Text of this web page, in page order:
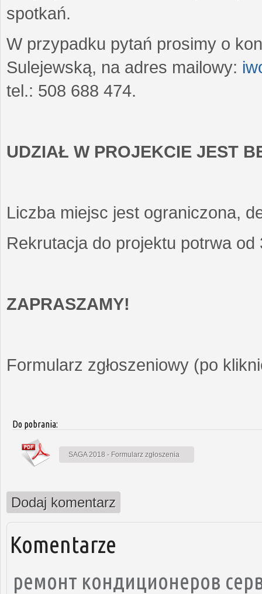
spotkań.
W przypadku pytań prosimy o
Sulejewską, na adres mailowy:
tel.: 508 688 474.
UDZIAŁ W PROJEKCIE JEST
Liczba miejsc jest ograniczona,
Rekrutacja do projektu potrwa
ZAPRASZAMY!
Formularz zgłoszeniowy (po
Do pobrania:
SAGA 2018 - Formularz zgłoszenia
Dodaj komentarz
Komentarze
ремонт кондиционеров